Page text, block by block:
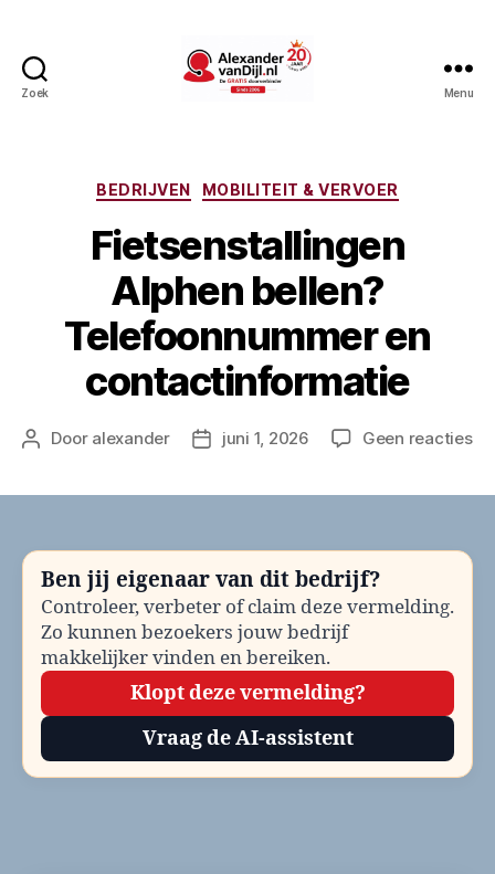
Zoek Menu
Categorieën
BEDRIJVEN MOBILITEIT & VERVOER
Fietsenstallingen
Alphen bellen?
Telefoonnummer en
contactinformatie
Berichtauteur
Door alexander Berichtdatum
juni 1, 2026 Geen reactiesop
en
Ben jij eigenaar van dit bedrijf?
Controleer, verbeter of claim deze vermelding.
Zo kunnen bezoekers jouw bedrijf
makkelijker vinden en bereiken.
Klopt deze vermelding?
Vraag de AI-assistent